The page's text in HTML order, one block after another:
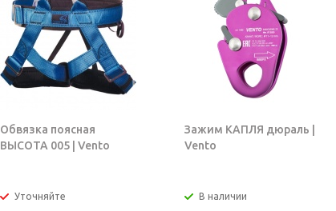
Обвязка поясная
ВЫСОТА 005 | Vento
Уточняйте
Зажим КАПЛЯ дюраль |
Vento
В наличии